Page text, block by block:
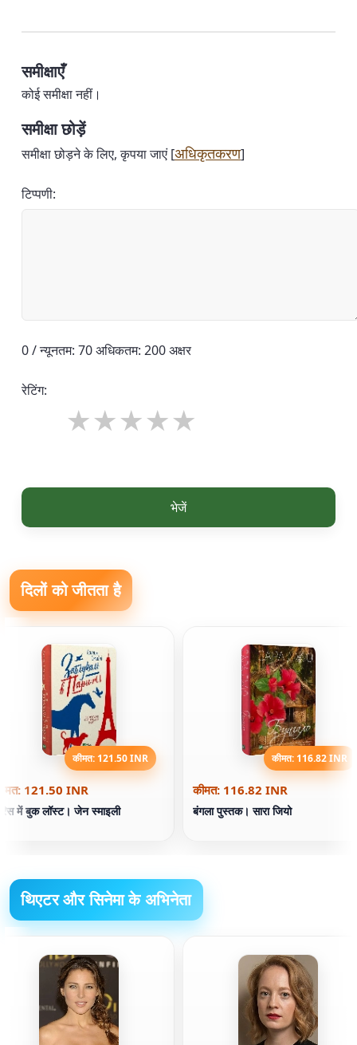
समीक्षाएँ
कोई समीक्षा नहीं।
समीक्षा छोड़ें
समीक्षा छोड़ने के लिए, कृपया जाएं [अधिकृतकरण]
टिप्पणी:
0 / न्यूनतम: 70 अधिकतम: 200 अक्षर
रेटिंग:
भेजें
दिलों को जीतता है
कीमत: 121.50 INR
121.50 INR
में बुक लॉस्ट। जेन स्माइली
कीमत: 116.82 INR
कीमत: 116.82 INR
बंगला पुस्तक। सारा जियो
थिएटर और सिनेमा के अभिनेता